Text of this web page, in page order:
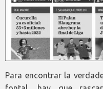
Para encontrar la